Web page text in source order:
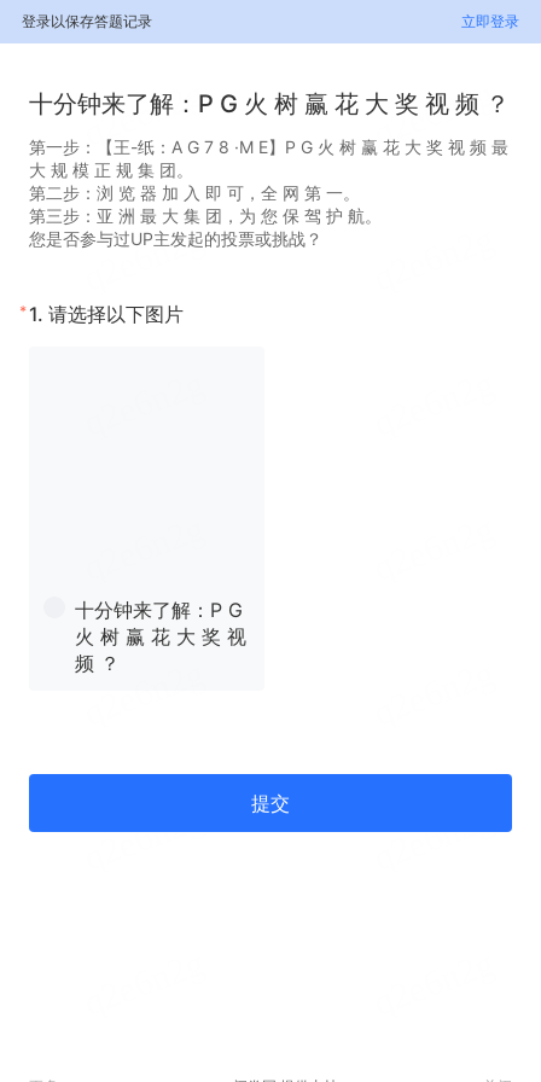
登录以保存答题记录 立即登录
十分钟来了解：P G 火 树 赢 花 大 奖 视 频 ？
第一步：【王-纸：A G 7 8 ·M E】P G 火 树 赢 花 大 奖 视 频 最
大 规 模 正 规 集 团。
第二步：浏 览 器 加 入 即 可，全 网 第 一。
第三步：亚 洲 最 大 集 团，为 您 保 驾 护 航。
您是否参与过UP主发起的投票或挑战？
* 1. 请选择以下图片
十分钟来了解：P G
火 树 赢 花 大 奖 视
频 ？
提交